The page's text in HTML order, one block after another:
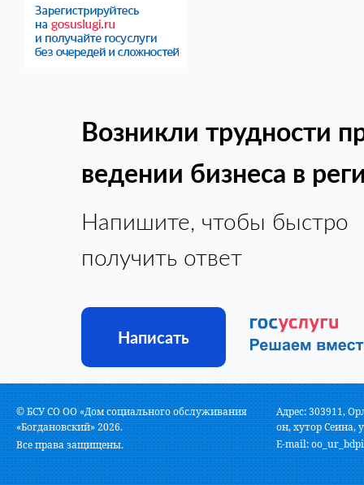
Возникли трудности
ведении бизнеса в
Напишите, чтобы быстро
получить ответ
Написать
© БСУ СО ОО «Дом социального обслуживания
«Богдановский» 2026.
Все права защищены.
Адрес: 303911,
он, хутор Сеина,
E-mail: